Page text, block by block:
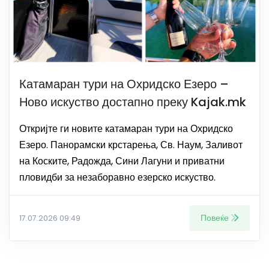
Катамаран тури на Охридско Езеро –
Ново искуство достапно преку Kajak.mk
Откријте ги новите катамаран тури на Охридско
Езеро. Панорамски крстарења, Св. Наум, Заливот
на Коските, Радожда, Сини Лагуни и приватни
пловидби за незаборавно езерско искуство.
17.07.2026 09:49 Повеќе